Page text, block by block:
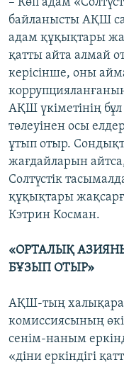
– Көп адам
байланысты АҚШ
адам құқықтары
қатты айта алмай
керісінше, оны
АҚШ үкіметінің
төлеуінен осы
ұтып отыр.
жағдайларын
Солтүстік
құқықтары
Кэтрин Косман.
«ОРТАЛЫҚ
БҰЗЫП ОТЫР»
АҚШ-тың
комиссиясының
сенім-наным
«діни еркіндігі